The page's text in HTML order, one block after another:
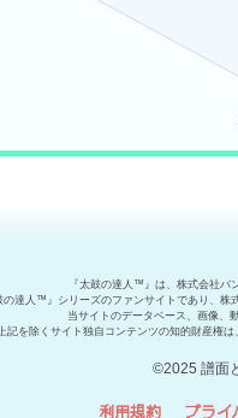
『太鼓の達人™』は、株式会社バ
の達人™』シリーズのファンサイトであり、株
当サイトのデータベース、画像、
記を除くサイト独自コンテンツの知的財産権
©2025 譜面
利用規約 プライ